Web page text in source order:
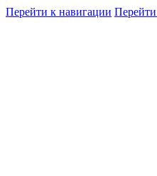
Перейти к навигации